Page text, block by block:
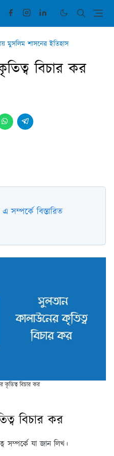
মুসলিম শাসনের ইতিহাস
বিচার কর
সম্পর্কে বিস্তারিত
কৃতিত্ব বিচার কর
বিচার কর
সম্পর্কে যা জান লিখ।